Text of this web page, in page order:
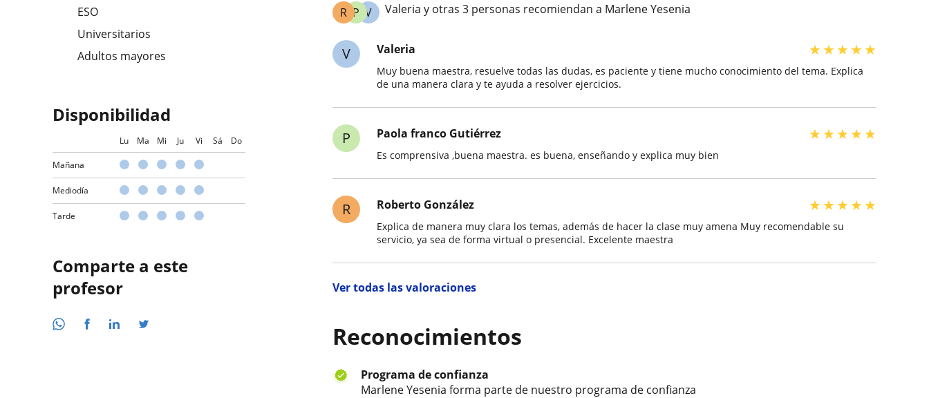
ESO
Universitarios
Adultos mayores
Disponibilidad
Lu Ma Mi Ju Vi Sá Do
Mañana
Mediodía
Tarde
Comparte a este
profesor
V
P
R Valeria y otras 3 personas recomiendan a Marlene Yesenia
V Valeria ★★★★★
Muy buena maestra, resuelve todas las dudas, es paciente y tiene mucho conocimiento del tema. Explica
de una manera clara y te ayuda a resolver ejercicios.
P Paola franco Gutiérrez ★★★★★
Es comprensiva ,buena maestra. es buena, enseñando y explica muy bien
R Roberto González ★★★★★
Explica de manera muy clara los temas, además de hacer la clase muy amena Muy recomendable su
servicio, ya sea de forma virtual o presencial. Excelente maestra
Ver todas las valoraciones
Reconocimientos
Programa de confianza
Marlene Yesenia forma parte de nuestro programa de confianza